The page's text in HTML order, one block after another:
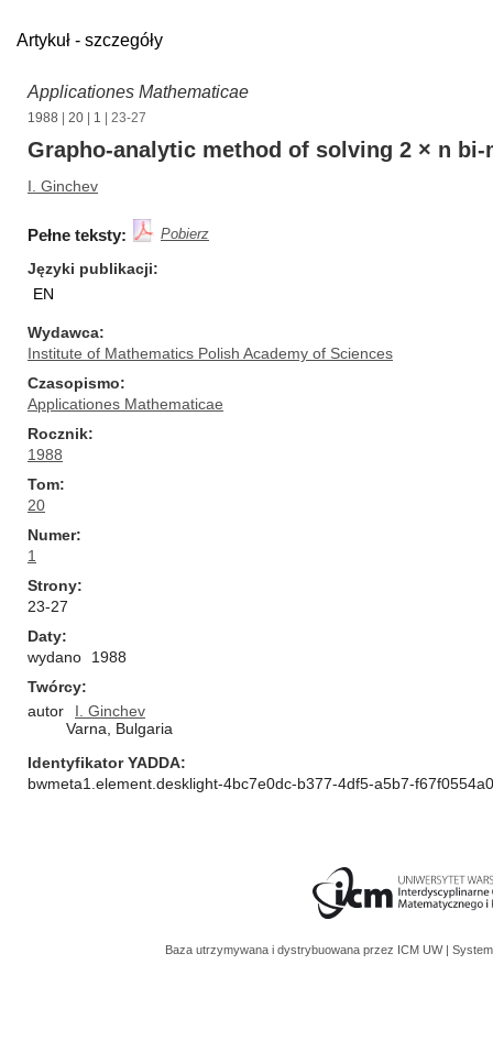
Artykuł - szczegóły
Applicationes Mathematicae
1988 20 1 | 23-27
Grapho-analytic method of solving 2 × n bi-
I. Ginchev
Pełne teksty: Pobierz
Języki publikacji
EN
Wydawca
Institute of Mathematics Polish Academy of Sciences
Czasopismo
Applicationes Mathematicae
Rocznik
1988
Tom
20
Numer
1
Strony
23-27
Daty
wydano
1988
Twórcy
autor
I. Ginchev
Varna, Bulgaria
Identyfikator YADDA
bwmeta1.element.desklight-4bc7e0dc-b377-4df5-a5b7-
Baza utrzymywana i dystrybuowana przez ICM UW |